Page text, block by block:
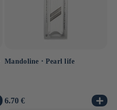
Mandoline ⋅ Pearl life
Normale
6.70 €